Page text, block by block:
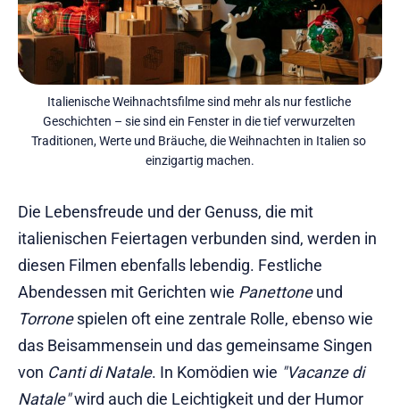
Italienische Weihnachtsfilme sind mehr als nur festliche
Geschichten – sie sind ein Fenster in die tief verwurzelten
Traditionen, Werte und Bräuche, die Weihnachten in Italien so
einzigartig machen.
Die Lebensfreude und der Genuss, die mit
italienischen Feiertagen verbunden sind, werden in
diesen Filmen ebenfalls lebendig. Festliche
Abendessen mit Gerichten wie Panettoneund
Torronespielen oft eine zentrale Rolle, ebenso wie
das Beisammensein und das gemeinsame Singen
von Canti di Natale. In Komödien wie "Vacanze di
Natale"wird auch die Leichtigkeit und der Humor